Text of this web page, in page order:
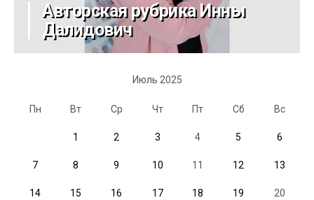
Авторская рубрика Инны
Далидович
Июль 2025
Пн Вт Ср Чт Пт Сб Вс
1 2 3 4 5 6
7 8 9 10 11 12 13
14 15 16 17 18 19 20